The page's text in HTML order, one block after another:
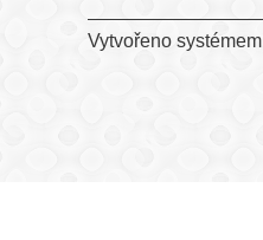
Vytvořeno systémem